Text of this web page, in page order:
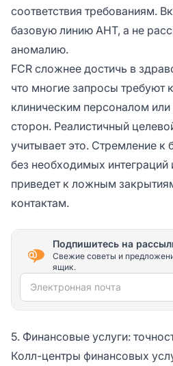
соответствия требованиям.
базовую линию AHT, а не
аномалию.
FCR сложнее достичь в
что многие запросы требуют
клиническим персоналом или
сторон. Реалистичный
учитывает это. Стремление к
без необходимых интеграций
приведет к ложным
контактам.
Подпишитесь на
Свежие советы и
ящик.
Электронная почта
5. Финансовые услуги:
Колл-центры финансовых